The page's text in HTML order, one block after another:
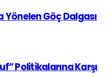
Yönelen Göç Dalgası
Politikalarına Karşı